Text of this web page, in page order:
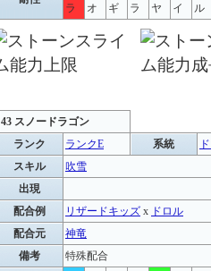
ラ
オ
ギ
ラ
ヤ
イ
ル
43 スノードラゴン
ランク
ランクE 系統
スキル
吹雪
出現
配合例
リザードキッズ x ドロル
配合元
神竜
備考
特殊配合